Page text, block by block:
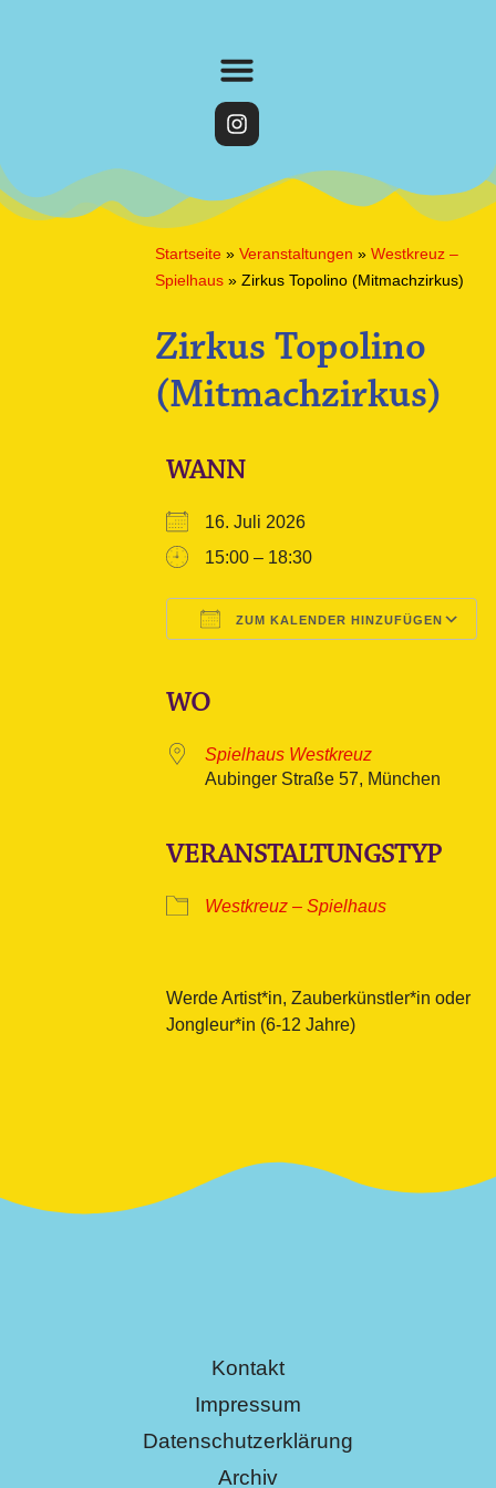
Startseite » Veranstaltungen » Westkreuz –
Spielhaus » Zirkus Topolino (Mitmachzirkus)
Zirkus Topolino
(Mitmachzirkus)
WANN
16. Juli 2026
15:00 – 18:30
ZUM KALENDER HINZUFÜGEN
WO
Spielhaus Westkreuz
Aubinger Straße 57, München
VERANSTALTUNGSTYP
Westkreuz – Spielhaus
Werde Artist*in, Zauberkünstler*in oder
Jongleur*in (6-12 Jahre)
Kontakt
Impressum
Datenschutzerklärung
Archiv